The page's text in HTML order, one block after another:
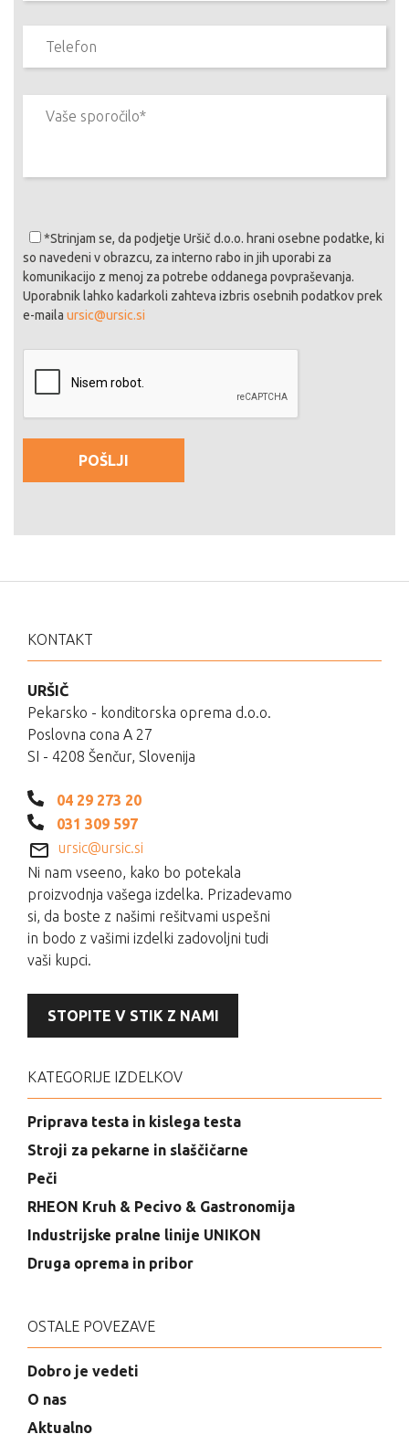
*Strinjam se, da podjetje Uršič d.o.o. hrani osebne podatke, ki
so navedeni v obrazcu, za interno rabo in jih uporabi za
komunikacijo z menoj za potrebe oddanega povpraševanja.
Uporabnik lahko kadarkoli zahteva izbris osebnih podatkov prek
e-maila ursic@ursic.si
KONTAKT
URŠIČ
Pekarsko - konditorska oprema d.o.o.
Poslovna cona A 27
SI - 4208 Šenčur, Slovenija
04 29 273 20
031 309 597
ursic@ursic.si
Ni nam vseeno, kako bo potekala
proizvodnja vašega izdelka. Prizadevamo
si, da boste z našimi rešitvami uspešni
in bodo z vašimi izdelki zadovoljni tudi
vaši kupci.
STOPITE V STIK Z NAMI
KATEGORIJE IZDELKOV
Priprava testa in kislega testa
Stroji za pekarne in slaščičarne
Peči
RHEON Kruh & Pecivo & Gastronomija
Industrijske pralne linije UNIKON
Druga oprema in pribor
OSTALE POVEZAVE
Dobro je vedeti
O nas
Aktualno